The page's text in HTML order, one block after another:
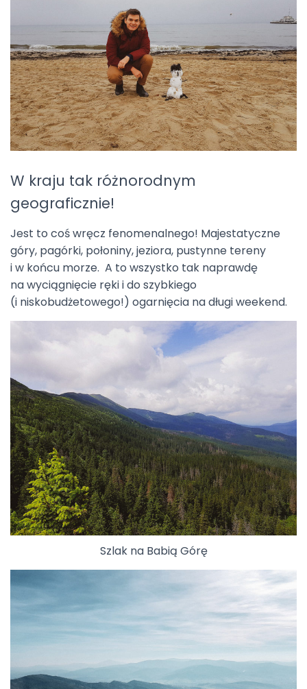
W kraju tak różnorodnym
geograficznie!
Jest to coś wręcz fenomenalnego! Majestatyczne
góry, pagórki, połoniny, jeziora, pustynne tereny
i w końcu morze. A to wszystko tak naprawdę
na wyciągnięcie ręki i do szybkiego
(i niskobudżetowego!) ogarnięcia na długi weekend.
Szlak na Babią Górę